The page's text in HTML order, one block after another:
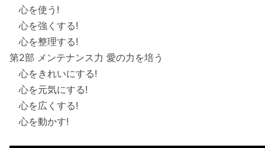
心を使う!
心を強くする!
心を整理する!
第2部 メンテナンス力 愛の力を培う
心をきれいにする!
心を元気にする!
心を広くする!
心を動かす!